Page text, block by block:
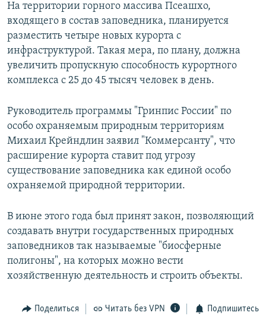
На территории горного массива Псеашхо,
входящего в состав заповедника, планируется
разместить четыре новых курорта с
инфраструктурой. Такая мера, по плану, должна
увеличить пропускную способность курортного
комплекса с 25 до 45 тысяч человек в день.
Руководитель программы "Гринпис России" по
особо охраняемым природным территориям
Михаил Крейндлин заявил "Коммерсанту", что
расширение курорта ставит под угрозу
существование заповедника как единой особо
охраняемой природной территории.
В июне этого года был принят закон, позволяющий
создавать внутри государственных природных
заповедников так называемые "биосферные
полигоны", на которых можно вести
хозяйственную деятельность и строить объекты.
Поделиться Читать без VPN Подпишитесь